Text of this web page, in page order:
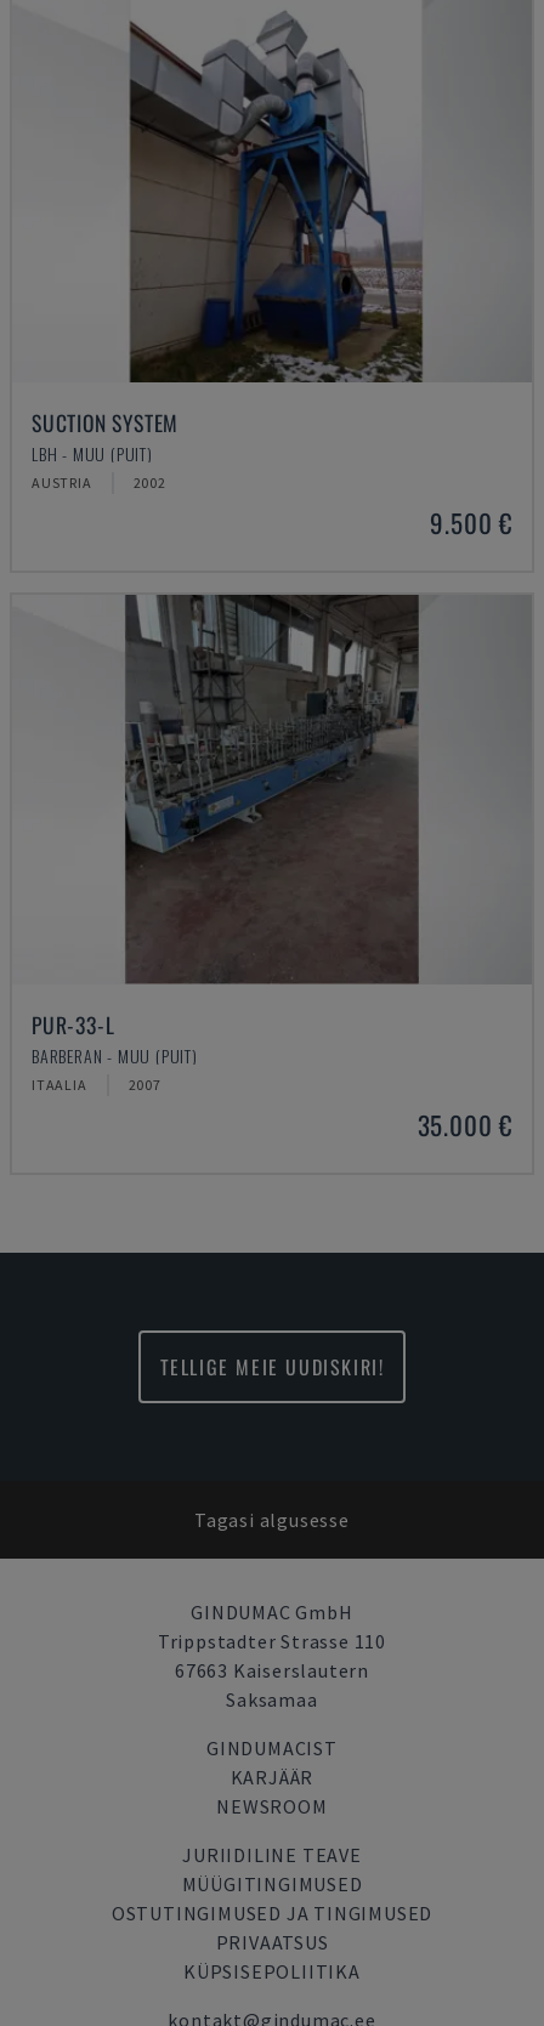
SUCTION SYSTEM
LBH - MUU (PUIT)
AUSTRIA 2002
9.500 €
PUR-33-L
BARBERAN - MUU (PUIT)
ITAALIA 2007
35.000 €
TELLIGE MEIE UUDISKIRI!
Tagasi algusesse
GINDUMAC GmbH
Trippstadter Strasse 110
67663 Kaiserslautern
Saksamaa
GINDUMACIST
KARJÄÄR
NEWSROOM
JURIIDILINE TEAVE
MÜÜGITINGIMUSED
OSTUTINGIMUSED JA TINGIMUSED
PRIVAATSUS
KÜPSISEPOLIITIKA
kontakt@gindumac.ee